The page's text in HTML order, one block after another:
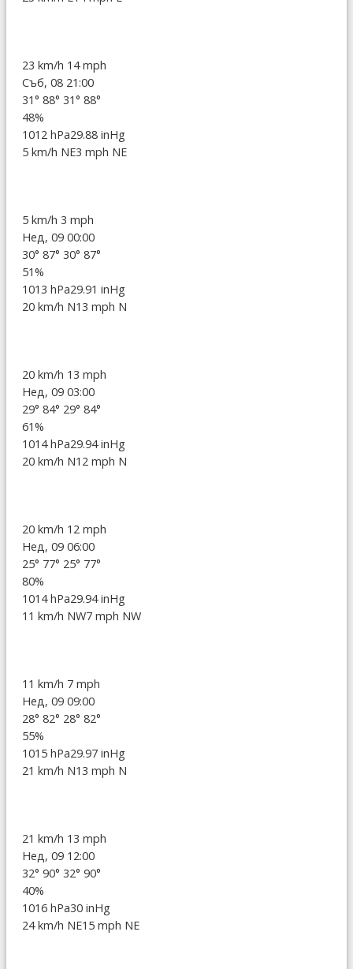
23 km/h 14 mph
Съб, 08 21:00
31° 88° 31° 88°
48%
1012 hPa29.88 inHg
5 km/h NE3 mph NE
5 km/h 3 mph
Нед, 09 00:00
30° 87° 30° 87°
51%
1013 hPa29.91 inHg
20 km/h N13 mph N
20 km/h 13 mph
Нед, 09 03:00
29° 84° 29° 84°
61%
1014 hPa29.94 inHg
20 km/h N12 mph N
20 km/h 12 mph
Нед, 09 06:00
25° 77° 25° 77°
80%
1014 hPa29.94 inHg
11 km/h NW7 mph NW
11 km/h 7 mph
Нед, 09 09:00
28° 82° 28° 82°
55%
1015 hPa29.97 inHg
21 km/h N13 mph N
21 km/h 13 mph
Нед, 09 12:00
32° 90° 32° 90°
40%
1016 hPa30 inHg
24 km/h NE15 mph NE